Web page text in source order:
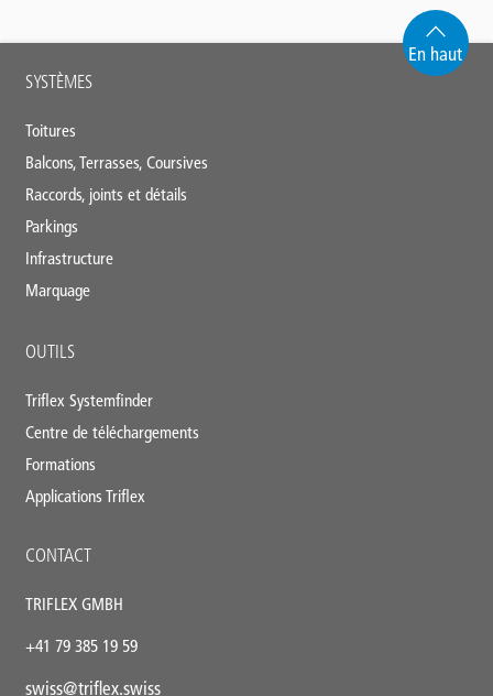
En haut
Main
SYSTÈMES
Toitures
Balcons, Terrasses, Coursives
Raccords, joints et détails
Parkings
Infrastructure
Marquage
OUTILS
Triflex Systemfinder
Centre de téléchargements
Formations
Applications Triflex
CONTACT
TRIFLEX GMBH
+41 79 385 19 59
swiss@triflex.swiss